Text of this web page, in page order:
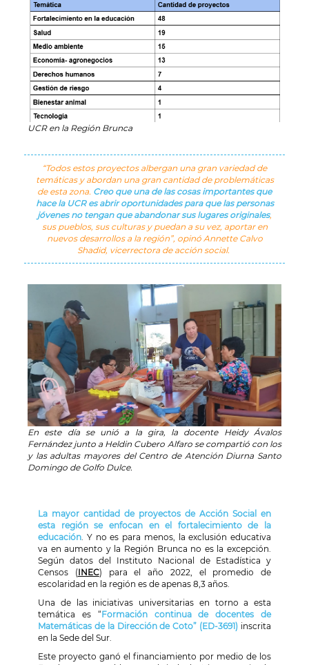
UCR en la Región Brunca
“Todos estos proyectos albergan una gran variedad de
temáticas y abordan una gran cantidad de problemáticas
de esta zona. Creo que una de las cosas importantes que
hace la UCR es abrir oportunidades para que las personas
jóvenes no tengan que abandonar sus lugares originales,
sus pueblos, sus culturas y puedan a su vez, aportar en
nuevos desarrollos a la región”, opinó Annette Calvo
Shadid, vicerrectora de acción social.
En este día se unió a la gira, la docente Heidy Ávalos
Fernández junto a Heldin Cubero Alfaro se compartió con los
y las adultas mayores del Centro de Atención Diurna Santo
Domingo de Golfo Dulce.
La mayor cantidad de proyectos de Acción Social en
esta región se enfocan en el fortalecimiento de la
educación. Y no es para menos, la exclusión educativa
va en aumento y la Región Brunca no es la excepción.
Según datos del Instituto Nacional de Estadística y
Censos (INEC) para el año 2022, el promedio de
escolaridad en la región es de apenas 8,3 años.
Una de las iniciativas universitarias en torno a esta
temática es “Formación continua de docentes de
Matemáticas de la Dirección de Coto” (ED-3691) inscrita
en la Sede del Sur.
Este proyecto ganó el financiamiento por medio de los